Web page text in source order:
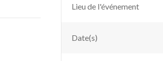
Lieu de l'événement
Date(s)